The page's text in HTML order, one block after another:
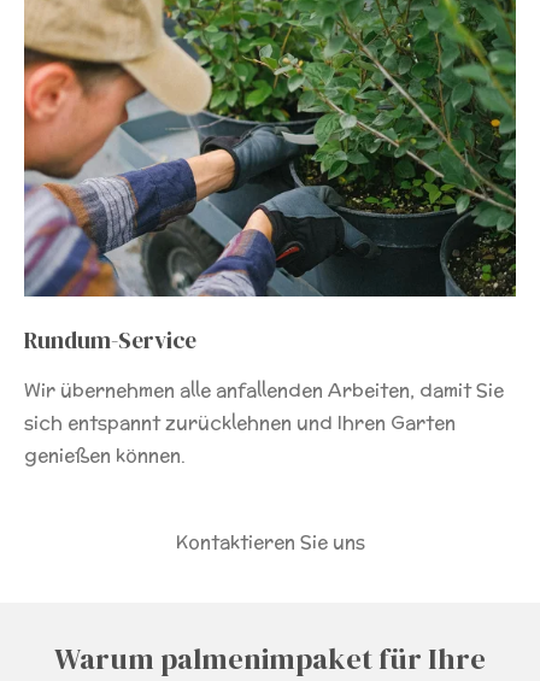
Rundum-Service
Wir übernehmen alle anfallenden Arbeiten, damit Sie
sich entspannt zurücklehnen und Ihren Garten
genießen können.
Kontaktieren Sie uns
Warum palmenimpaket für Ihre